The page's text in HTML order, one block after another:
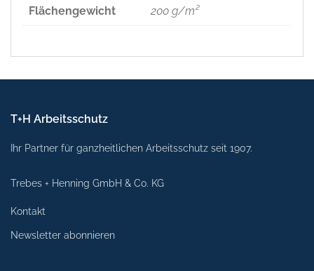
Flächengewicht 200 g/m²
T+H Arbeitsschutz
Ihr Partner für ganzheitlichen Arbeitsschutz seit 1907.
Trebes + Henning GmbH & Co. KG
Kontakt
Newsletter abonnieren